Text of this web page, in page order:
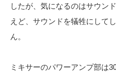
したが、気になるのはサウン
えど、サウンドを犠牲にして
ん。
ミキサーのパワーアンプ部は